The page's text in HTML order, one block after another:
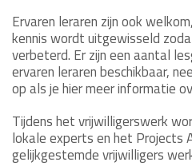
Ervaren leraren zijn ook
kennis wordt uitgewisseld
verbeterd. Er zijn een aantal
ervaren leraren beschikbaar,
op als je hier meer informatie
Tijdens het vrijwilligerswerk
lokale experts en het Projects
gelijkgestemde vrijwilligers